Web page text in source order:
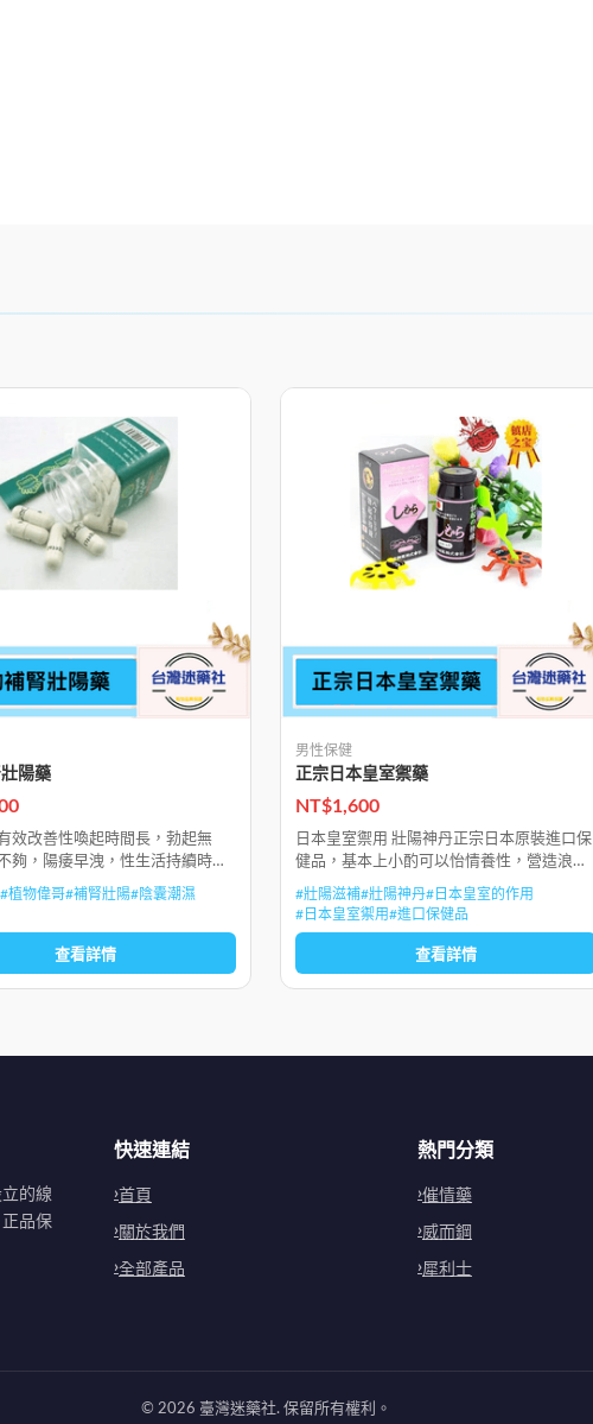
陽藥
效改善性喚起時間長，勃起無
夠，陽痿早洩，性生活持續時間
和敏感度低，性生活質量低下，
#植物偉哥#補腎壯陽#陰囊潮濕
查看詳情
男性保健
正宗日本皇室禦藥
NT$1,600
日本皇室禦用 壯陽神丹正宗日本原裝進口保
健品，基本上小酌可以怡情養性，營造浪漫
的氣氛，並不影響日本皇室的作用。 &nbsp;
&nbsp;
#壯陽滋補#壯陽神丹# 日本皇室的作用
# 日本皇室禦用#進口保健品
查看詳情
的線
品保
快速連結
首頁
關於我們
全部產品
熱門分類
催情藥
威而鋼
犀利士
© 2026 臺灣迷藥社. 保留所有權利。